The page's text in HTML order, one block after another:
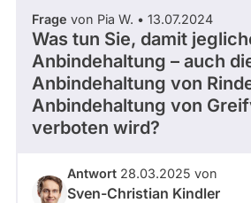
Frage von Pia W. • 13.07.2024
Was tun Sie, damit
Anbindehaltung – auch
Anbindehaltung von
Anbindehaltung von
verboten wird?
Antwort 28.03.2025 von
Sven-Christian Kindler